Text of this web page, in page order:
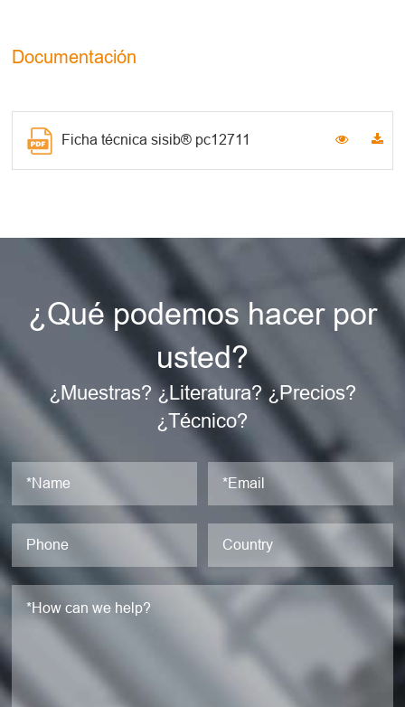
Documentación
Ficha técnica sisib® pc12711
¿Qué podemos hacer por
usted?
¿Muestras? ¿Literatura? ¿Precios?
¿Técnico?